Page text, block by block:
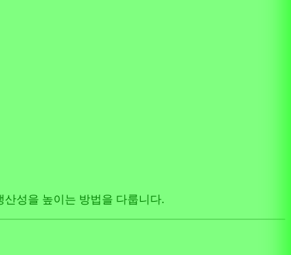
산성을 높이는 방법을 다룹니다.